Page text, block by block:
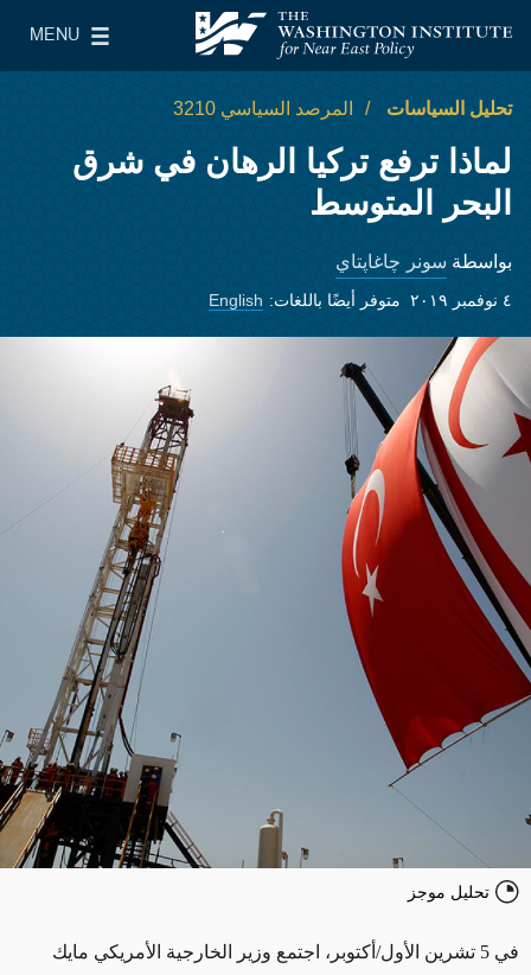
معهد واشنطن لسياسات الشرق الأدنى
MENU
Main Menu
تحليل السياسات المرصد السياسي 3210
لماذا ترفع تركيا الرهان في شرق
البحر المتوسط
بواسطة سونر چاغاپتاي
٤ نوفمبر ٢٠١٩ متوفر أيضًا باللغات: English
تحليل موجز
في 5 تشرين الأول/أكتوبر، اجتمع وزير الخارجية الأمريكي مايك